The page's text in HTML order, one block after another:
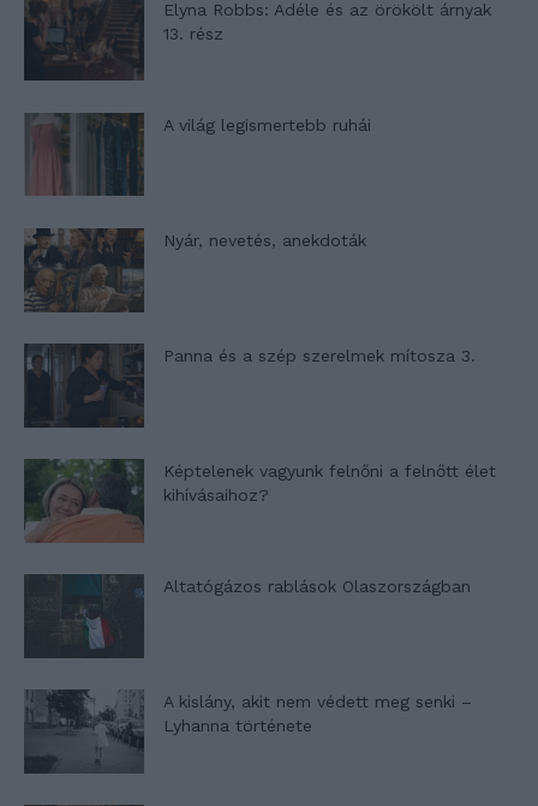
Elyna Robbs: Adéle és az örökölt árnyak
13. rész
A világ legismertebb ruhái
Nyár, nevetés, anekdoták
Panna és a szép szerelmek mítosza 3.
Képtelenek vagyunk felnőni a felnőtt élet
kihívásaihoz?
Altatógázos rablások Olaszországban
A kislány, akit nem védett meg senki –
Lyhanna története